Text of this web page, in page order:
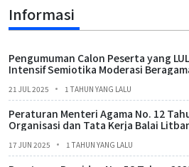
Informasi
Pengumuman Calon Peserta yang
Intensif Semiotika Moderasi
21 JUL 2025 1 TAHUN YANG LALU
Peraturan Menteri Agama No. 12
Organisasi dan Tata Kerja Balai
17 JUN 2025 1 TAHUN YANG LALU